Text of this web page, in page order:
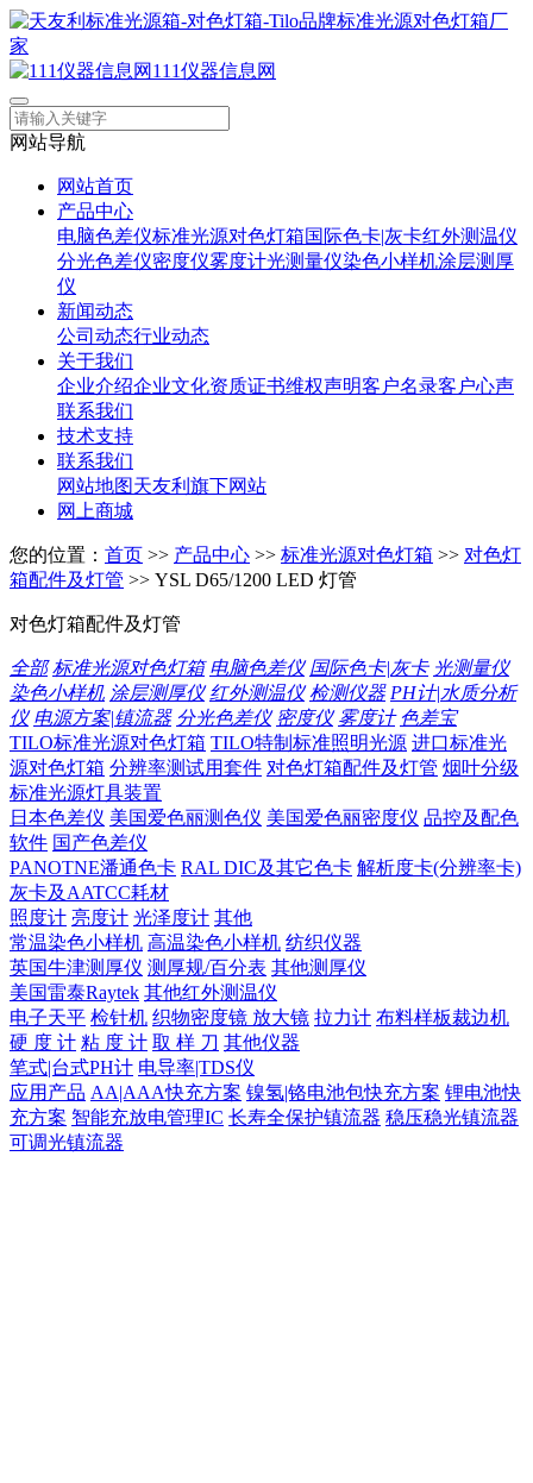
111仪器信息网
网站导航
网站首页
产品中心
电脑色差仪标准光源对色灯箱国际色卡|灰卡红外测温仪
分光色差仪密度仪雾度计光测量仪染色小样机涂层测厚
仪
新闻动态
公司动态行业动态
关于我们
企业介绍企业文化资质证书维权声明客户名录客户心声
联系我们
技术支持
联系我们
网站地图天友利旗下网站
网上商城
您的位置： 首页 >> 产品中心 >> 标准光源对色灯箱 >> 对色灯
箱配件及灯管 >> YSL D65/1200 LED 灯管
对色灯箱配件及灯管
全部 标准光源对色灯箱 电脑色差仪 国际色卡|灰卡 光测量仪
染色小样机 涂层测厚仪 红外测温仪 检测仪器 PH计|水质分析
仪 电源方案|镇流器 分光色差仪 密度仪 雾度计 色差宝
TILO标准光源对色灯箱 TILO特制标准照明光源 进口标准光
源对色灯箱 分辨率测试用套件 对色灯箱配件及灯管 烟叶分级
标准光源灯具装置
日本色差仪 美国爱色丽测色仪 美国爱色丽密度仪 品控及配色
软件 国产色差仪
PANOTNE潘通色卡 RAL DIC及其它色卡 解析度卡(分辨率卡)
灰卡及AATCC耗材
照度计 亮度计 光泽度计 其他
常温染色小样机 高温染色小样机 纺织仪器
英国牛津测厚仪 测厚规/百分表 其他测厚仪
美国雷泰Raytek 其他红外测温仪
电子天平 检针机 织物密度镜 放大镜 拉力计 布料样板裁边机
硬 度 计 粘 度 计 取 样 刀 其他仪器
笔式|台式PH计 电导率|TDS仪
应用产品 AA|AAA快充方案 镍氢|铬电池包快充方案 锂电池快
充方案 智能充放电管理IC 长寿全保护镇流器 稳压稳光镇流器
可调光镇流器